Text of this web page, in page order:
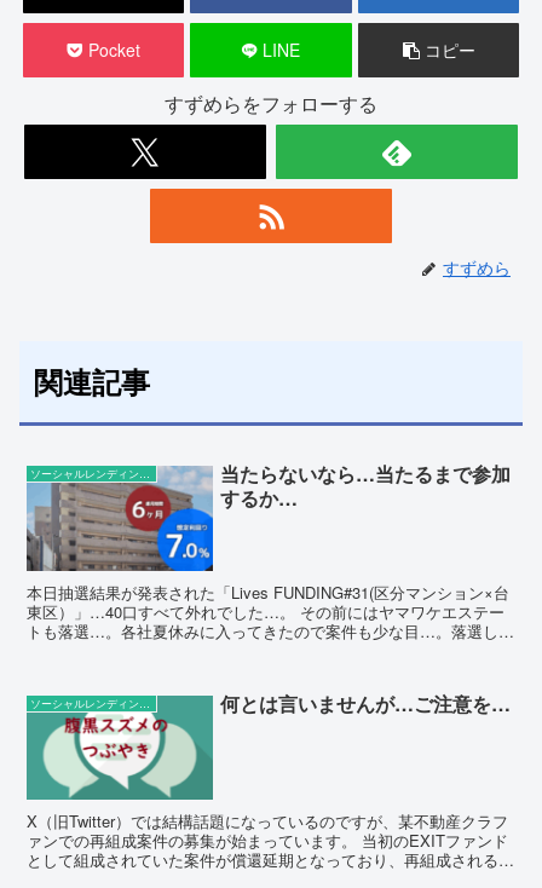
Pocket LINE コピー
すずめらをフォローする
すずめら
関連記事
ソーシャルレンディングの話題
当たらないなら…当たるまで参加
するか…
本日抽選結果が発表された「Lives FUNDING#31(区分マンション×台
東区）」…40口すべて外れでした…。 その前にはヤマワケエステー
トも落選…。各社夏休みに入ってきたので案件も少な目…。落選した
ソーシャルレンディングの話題 何とは言いませんが…ご注意を…
X（旧Twitter）では結構話題になっているのですが、某不動産クラフ
ァンでの再組成案件の募集が始まっています。 当初のEXITファンド
として組成されていた案件が償還延期となっており、再組成される流